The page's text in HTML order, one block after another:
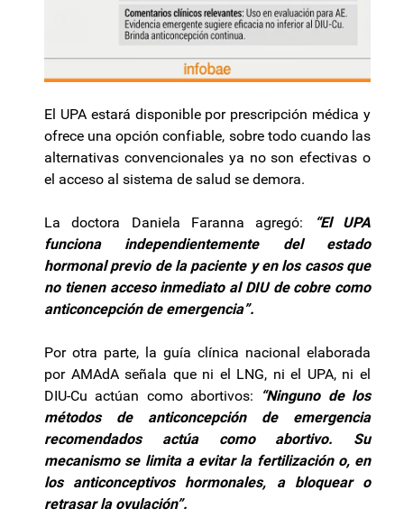
El UPA estará disponible por prescripción médica y
ofrece una opción confiable, sobre todo cuando las
alternativas convencionales ya no son efectivas o
el acceso al sistema de salud se demora.
La doctora Daniela Faranna agregó:
“El UPA
funciona independientemente del estado
hormonal previo de la paciente y en los casos que
no tienen acceso inmediato al DIU de cobre como
anticoncepción de emergencia”.
Por otra parte, la guía clínica nacional elaborada
por AMAdA señala que ni el LNG, ni el UPA, ni el
DIU-Cu actúan como abortivos:
“Ninguno de los
métodos de anticoncepción de emergencia
recomendados actúa como abortivo. Su
mecanismo se limita a evitar la fertilización o, en
los anticonceptivos hormonales, a bloquear o
retrasar la ovulación”.